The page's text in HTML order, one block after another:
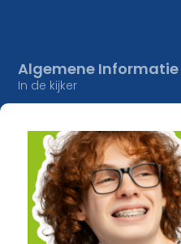
Algemene Informatie
In de kijker
Jobs
Studieaanbod
Inschrijvingen